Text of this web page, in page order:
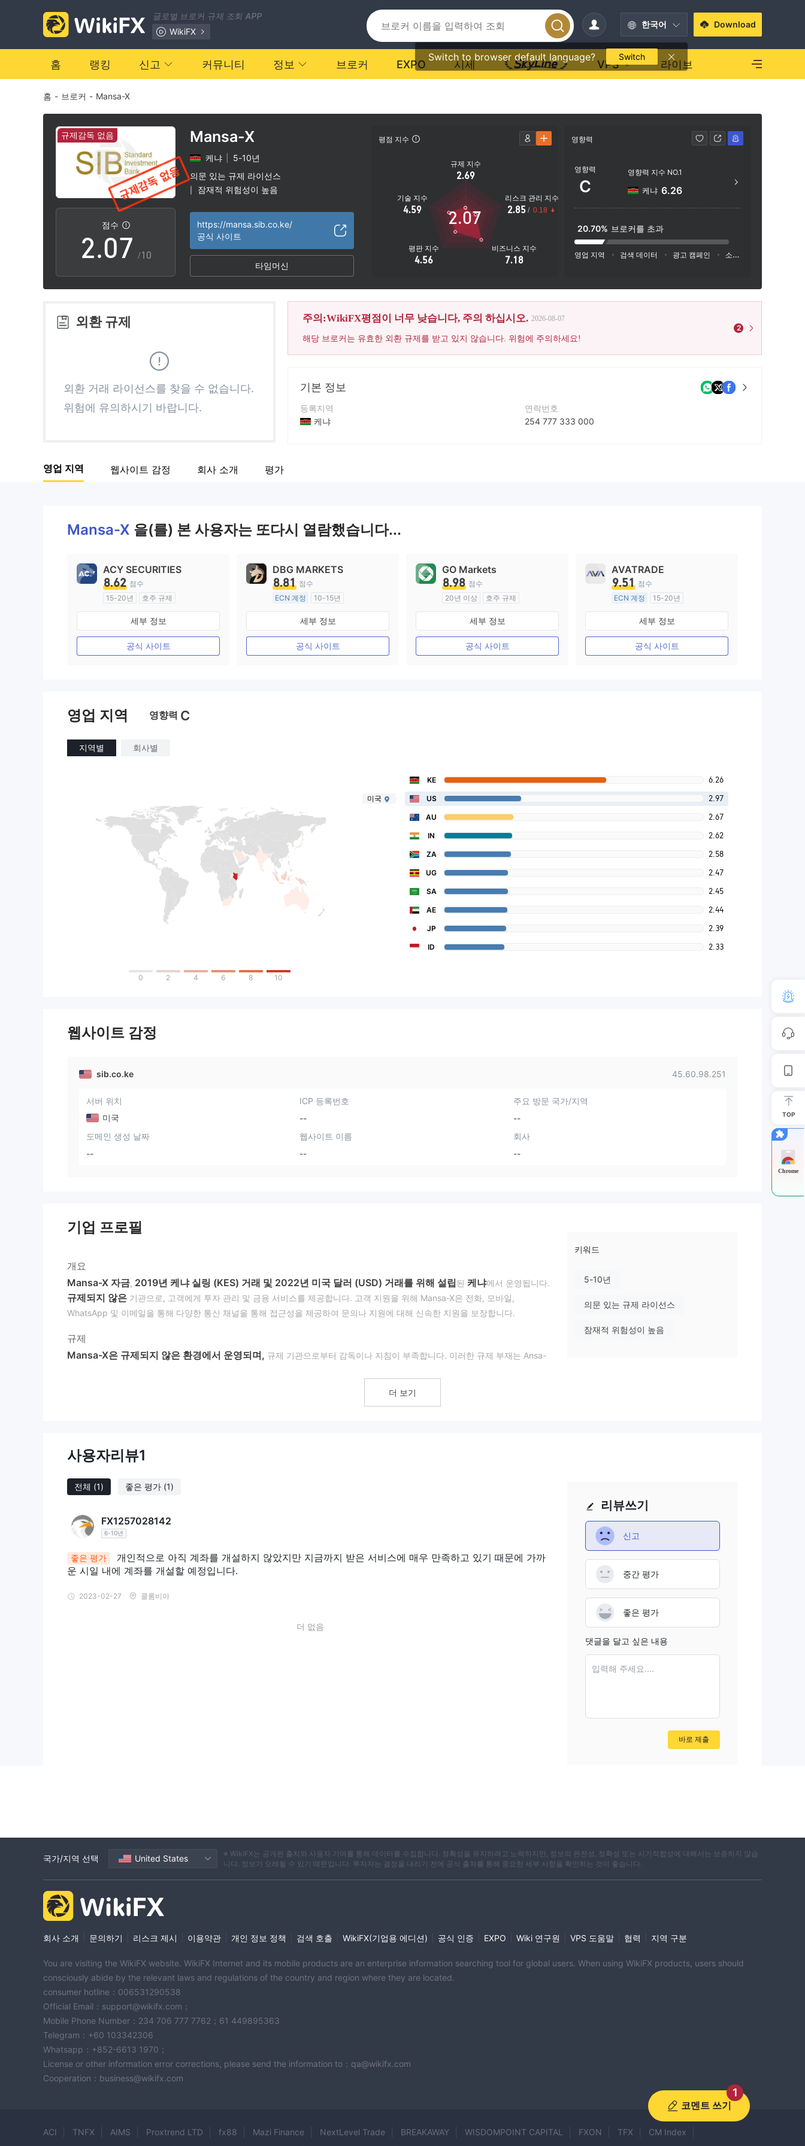
글로벌 브로커 규제 조회 APP
WikiFX
한국어
Switch to browser default language? Switch
Download
홈 랭킹 신고 커뮤니티 정보 브로커 EXPO 시세 VPS 라이브
홈 - 브로커 - Mansa-X
규제감독 없음
점수
0
1
2
3
4
6
7
8
9
.0
1
2
4
5
6
8
9
1
2
3
4
5
6
7
8
9
/10
Mansa-X
케냐
5-10년
의문 있는 규제 라이선스
잠재적 위험성이 높음
https://mansa.sib.co.ke/
공식 사이트
타임머신
평점 지수
규제 지수
2.69
기술 지수
4.59
평판 지수
4.56
비즈니스 지수
7.18
리스크 관리 지수
2.85 / 0.18
2.07
영향력
영향력
C
영향력 지수 NO.1
케냐 6.26
20.70% 브로커를 초과
영업 지역 검색 데이터 광고 캠페인 소셜 미디어 지수
외환 규제
외환 거래 라이선스를 찾을 수 없습니다.
위험에 유의하시기 바랍니다.
주의:WikiFX평점이 너무 낮습니다, 주의 하십시오. 2026-08-07
해당 브로커는 유효한 외환 규제를 받고 있지 않습니다. 위험에 주의하세요!
2
기본 정보
등록지역
케냐
연락번호
254 777 333 000
영업 지역 웹사이트 감정 회사 소개 평가
Mansa-X 을(를) 본 사용자는 또다시 열람했습니다...
ACY SECURITIES
8.62 점수
15-20년
호주 규제
외환 거래 라이선스 (MM)
마스터 레이블 MT4
세부 정보
공식 사이트
DBG MARKETS
8.81 점수
ECN 계정
10-15년
호주 규제
외환 거래 라이선스 (MM)
마스터 레이블 MT4
세부 정보
공식 사이트
GO Markets
8.98 점수
20년 이상
호주 규제
외환 거래 라이선스 (MM)
cTrader세부 정보
공식 사이트
AVATRADE
9.51 점수
ECN 계정
15-20년
호주 규제
외환 거래 라이선스 (MM)
마스터 레이블 MT4
세부 정보
공식 사이트
영업 지역 영향력 C
지역별 회사별
0 2 4 6 8 10
KE 6.26
미국 US 2.97
AU 2.67
IN 2.62
ZA 2.58
UG 2.47
SA 2.45
AE 2.44
JP 2.39
ID 2.33
웹사이트 감정
sib.co.ke 45.60.98.251
서버 위치
미국
ICP 등록번호
--
주요 방문 국가/지역
--
도메인 생성 날짜
--
웹사이트 이름
--
회사
--
기업 프로필
개요
Mansa-X 자금, 2019년 케냐 실링 (KES) 거래 및 2022년 미국 달러 (USD) 거래를 위해 설립된 케냐에서 운영됩니다.
규제되지 않은 기관으로, 고객에게 투자 관리 및 금융 서비스를 제공합니다. 고객 지원을 위해 Mansa-X은 전화, 모바일,
WhatsApp 및 이메일을 통해 다양한 통신 채널을 통해 접근성을 제공하여 문의나 지원에 대해 신속한 지원을 보장합니다.
규제
Mansa-X은 규제되지 않은 환경에서 운영되며, 규제 기관으로부터 감독이나 지침이 부족합니다. 이러한 규제 부재는 Ansa-
익을 향상시킵니다. 또한, Mansa-X은 다양한 의사 소통 채널을 통해 신속하게 지원을 받을 수 있도록 종합적인 고객 지원을 제공합
그러나 주목할만한 우려 사항 중 하나는 규제 부재로 인한 잠재적 위험일 수 있으며, 이는 감독 기관이나 지침이 없음으로 인한 것
을 상쇄합니다.
자금 프로필:
Standard Investment Bank에 의해 운영됩니다
기초 통화: KES (케냐 실링) 및 USD (미국 달러)
연락처 세부 정보:
주소: 케냐 나이로비 케냐타 아베뉴 13714 – 00800번지 JKUAT 빌딩 16층
전화번호: +254(0) 20 2277 000
WhatsApp: +254(0)777 333 000
Email: clientservices@sib.co.ke
접근 가능한 지원: 고객은 전화, 모바일, WhatsApp 또는 이메일을 통해 연락할 수 있어 문의나 지원에 쉽게 접근할 수 있습니다. 저
희 팀은 전문적이고 지식이 풍부한 지원을 제공하여 모든 문제를 신속하고 효과적으로 해결하기 위해 헌신하고 있습니다.
자주 묻는 질문
Q1: Mansa-X 자금은 규제되고 있습니까?
A1: 아니요, Mansa-X은(는) 규제되지 않은 환경에서 운영되며, 규제 기관의 감독이나 지침이 부족합니다.
Q2: 최소 투자금은 얼마인가요?
키워드
5-10년
의문 있는 규제 라이선스
잠재적 위험성이 높음
더 보기
사용자리뷰1
전체 (1) 좋은 평가 (1)
FX1257028142
6-10년
좋은 평가
개인적으로 아직 계좌를 개설하지 않았지만 지금까지 받은 서비스에 매우 만족하고 있기 때문에 가까
운 시일 내에 계좌를 개설할 예정입니다.
2023-02-27 콜롬비아
더 없음
리뷰쓰기
신고
중간 평가
좋은 평가
댓글을 달고 싶은 내용
입력해 주세요....
바로 제출
코멘트 쓰기
1
TOP
Chrome
국가/지역 선택 United States
※ WikiFX는 공개된 출처와 사용자 기여를 통해 데이터를 수집합니다. 정확성을 유지하려고 노력하지만, 정보의 완전성, 정확성 또는 시기적합성에 대해서는 보증하지 않습
니다. 정보가 오래될 수 있기 때문입니다. 투자자는 결정을 내리기 전에 공식 출처를 통해 중요한 세부 사항을 확인하는 것이 좋습니다.
회사 소개 문의하기 리스크 제시 이용약관 개인 정보 정책 검색 호출 WikiFX(기업용 에디션) 공식 인증 EXPO Wiki 연구원 VPS 도움말 협력 지역 구분
You are visiting the WikiFX website. WikiFX Internet and its mobile products are an enterprise information searching tool for global users. When using WikiFX products, users should
consciously abide by the relevant laws and regulations of the country and region where they are located.
consumer hotline：006531290538
Official Email：support@wikifx.com；
Mobile Phone Number：234 706 777 7762；61 449895363
Telegram：+60 103342306
Whatsapp：+852-6613 1970；
License or other information error corrections, please send the information to：qa@wikifx.com
Cooperation：business@wikifx.com
ACI TNFX AIMS Proxtrend LTD fx88 Mazi Finance NextLevel Trade BREAKAWAY WISDOMPOINT CAPITAL FXON TFX CM Index